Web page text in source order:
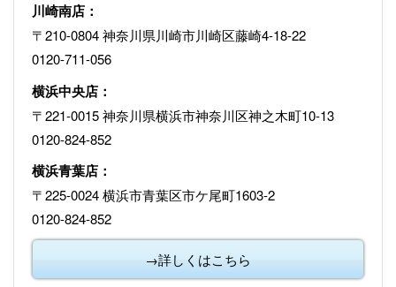
川崎南店：
〒210-0804 神奈川県川崎市川崎区藤崎4-18-22
0120-711-056
横浜中央店：
〒221-0015 神奈川県横浜市神奈川区神之木町10-13
0120-824-852
横浜青葉店：
〒225-0024 横浜市青葉区市ケ尾町1603-2
0120-824-852
→詳しくはこちら